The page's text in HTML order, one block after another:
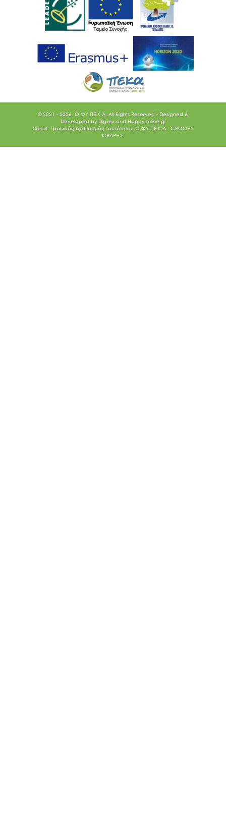
© 2021 - 2026. O.ΦΥ.ΠΕ.Κ.Α. All Rights Reserved - Designed &
Developed by Digilex and Happyonline.gr
Credit: Γραφικός σχεδιασμός ταυτότητας Ο.ΦΥ.ΠΕ.Κ.Α.: GROOVY
GRAPHX.